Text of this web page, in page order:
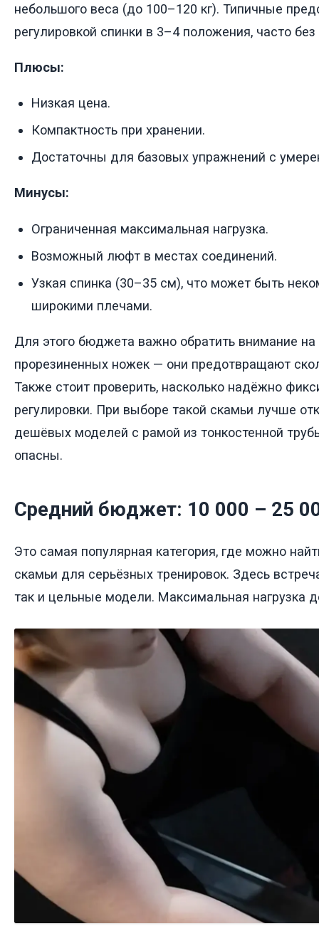
небольшого веса (до 100–120 кг). Типичные
регулировкой спинки в 3–4 положения, часто
Плюсы:
Низкая цена.
Компактность при хранении.
Достаточны для базовых упражнений с
Минусы:
Ограниченная максимальная нагрузка.
Возможный люфт в местах соединений.
Узкая спинка (30–35 см), что может быть
широкими плечами.
Для этого бюджета важно обратить внимание на
прорезиненных ножек — они предотвращают
Также стоит проверить, насколько надёжно
регулировки. При выборе такой скамьи лучше
дешёвых моделей с рамой из тонкостенной
опасны.
Средний бюджет: 10 000 – 25
Это самая популярная категория, где можно
скамьи для серьёзных тренировок. Здесь
так и цельные модели. Максимальная нагрузка